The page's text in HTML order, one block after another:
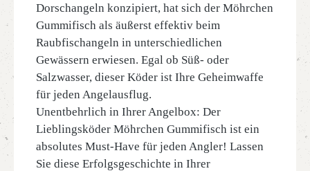
Dorschangeln konzipiert, hat sich der Möhrchen
Gummifisch als äußerst effektiv beim
Raubfischangeln in unterschiedlichen
Gewässern erwiesen. Egal ob Süß- oder
Salzwasser, dieser Köder ist Ihre Geheimwaffe
für jeden Angelausflug.
Unentbehrlich in Ihrer Angelbox: Der
Lieblingsköder Möhrchen Gummifisch ist ein
absolutes Must-Have für jeden Angler! Lassen
Sie diese Erfolgsgeschichte in Ihrer